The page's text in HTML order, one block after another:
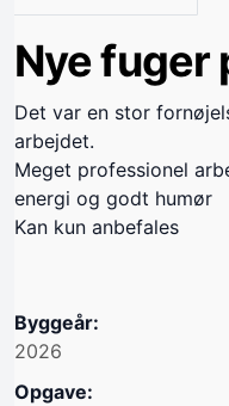
Nye fuger
Det var en stor
arbejdet.
Meget professionel
energi og godt humør
Kan kun anbefales
Byggeår:
2026
Opgave: